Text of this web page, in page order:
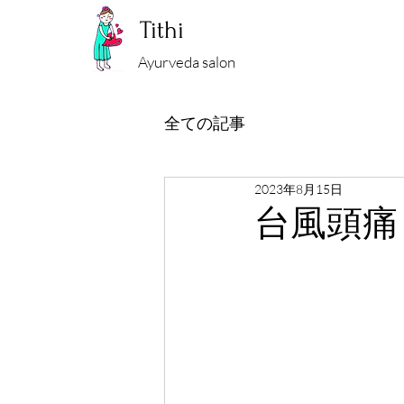
Tithi
Ayurveda salon
全ての記事
台風頭痛
2023年8月15日